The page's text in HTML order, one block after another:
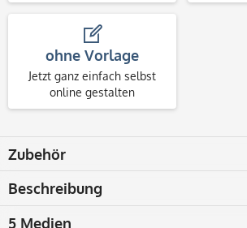
ohne Vorlage
Jetzt ganz einfach selbst
online gestalten
Zubehör
Beschreibung
5 Medien